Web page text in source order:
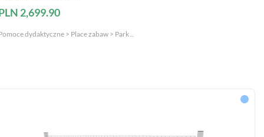
2,699.90
dydaktyczne > Place zabaw > Park ..